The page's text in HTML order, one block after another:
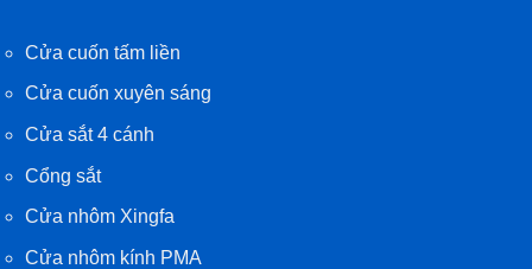
Cửa cuốn tấm liền
Cửa cuốn xuyên sáng
Cửa sắt 4 cánh
Cổng sắt
Cửa nhôm Xingfa
Cửa nhôm kính PMA